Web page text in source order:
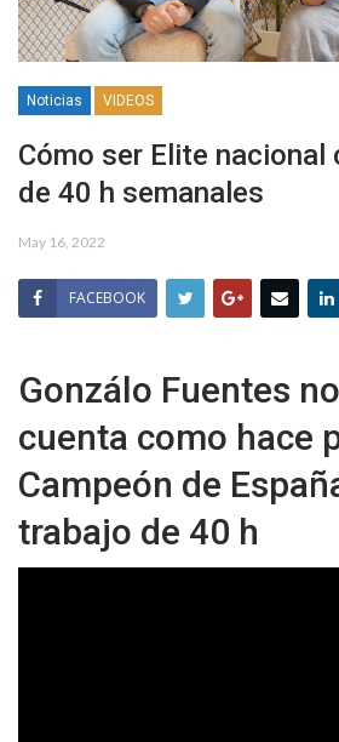
Noticias VIDEOS
Cómo ser Elite nacional
de 40 h semanales
May 16, 2022
FACEBOOK
Gonzálo Fuentes
cuenta como hace
Campeón de
trabajo de 40 h